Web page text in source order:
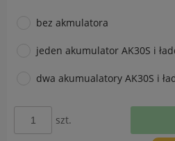
bez akmulatora
jeden akumulator AK30S i
dwa akumualatory AK30S i
szt.